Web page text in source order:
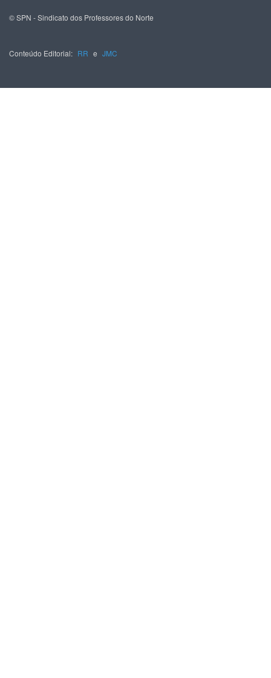
© SPN - Sindicato dos Professores do Norte
Conteúdo Editorial: RR e JMC